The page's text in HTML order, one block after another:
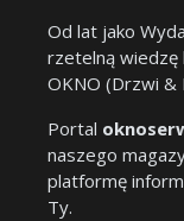
Od lat jako
rzetelną wiedzę
OKNO (Drzwi &
Portal
naszego
platformę
Ty.